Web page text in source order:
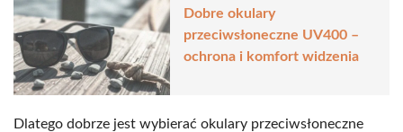
Dobre okulary
przeciwsłoneczne UV400 –
ochrona i komfort widzenia
Dlatego dobrze jest wybierać okulary przeciwsłoneczne